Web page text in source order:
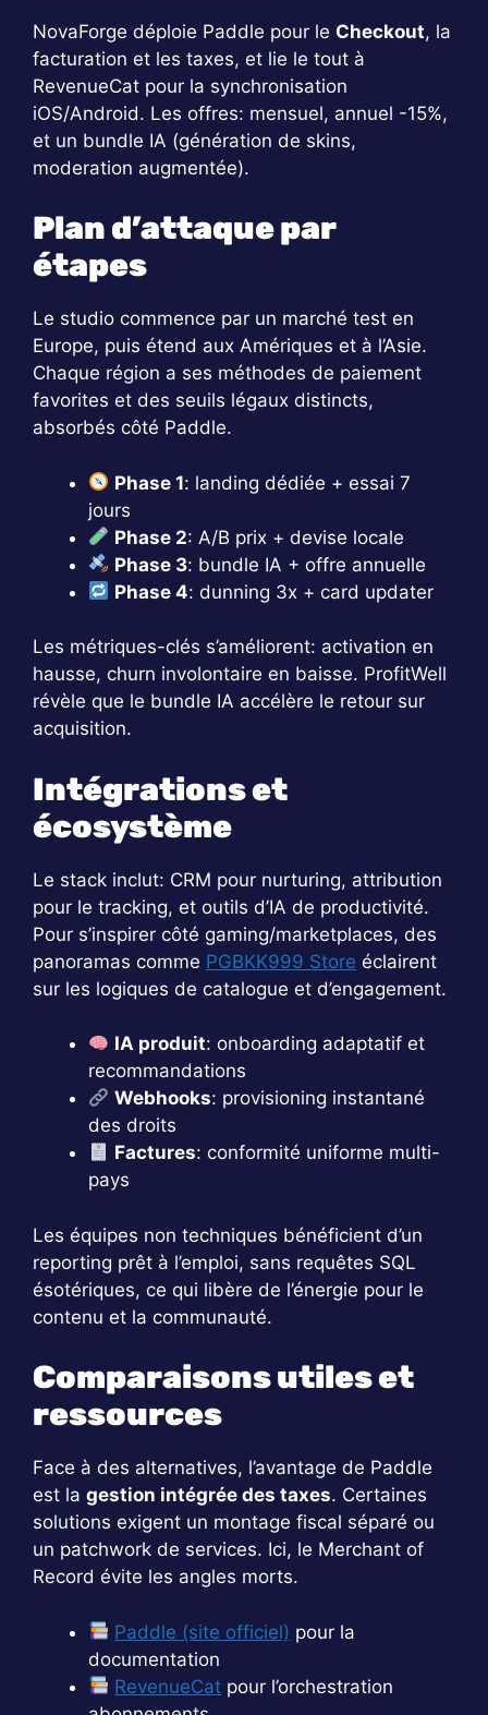
NovaForge déploie Paddle pour le Checkout, la
facturation et les taxes, et lie le tout à
RevenueCat pour la synchronisation
iOS/Android. Les offres: mensuel, annuel -15%,
et un bundle IA (génération de skins,
moderation augmentée).
Plan d’attaque par
étapes
Le studio commence par un marché test en
Europe, puis étend aux Amériques et à l’Asie.
Chaque région a ses méthodes de paiement
favorites et des seuils légaux distincts,
absorbés côté Paddle.
Phase 1: landing dédiée + essai 7
jours
Phase 2: A/B prix + devise locale
Phase 3: bundle IA + offre annuelle
Phase 4: dunning 3x + card updater
Les métriques-clés s’améliorent: activation en
hausse, churn involontaire en baisse. ProfitWell
révèle que le bundle IA accélère le retour sur
acquisition.
Intégrations et
écosystème
Le stack inclut: CRM pour nurturing, attribution
pour le tracking, et outils d’IA de productivité.
Pour s’inspirer côté gaming/marketplaces, des
panoramas comme PGBKK999 Store éclairent
sur les logiques de catalogue et d’engagement.
IA produit: onboarding adaptatif et
recommandations
Webhooks: provisioning instantané
des droits
Factures: conformité uniforme multi-
pays
Les équipes non techniques bénéficient d’un
reporting prêt à l’emploi, sans requêtes SQL
ésotériques, ce qui libère de l’énergie pour le
contenu et la communauté.
Comparaisons utiles et
ressources
Face à des alternatives, l’avantage de Paddle
est la gestion intégrée des taxes. Certaines
solutions exigent un montage fiscal séparé ou
un patchwork de services. Ici, le Merchant of
Record évite les angles morts.
Paddle (site officiel) pour la
documentation
RevenueCat pour l’orchestration